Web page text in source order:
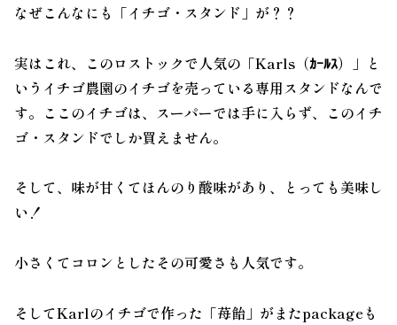
なぜこんなにも「イチゴ・スタンド」が？？
実はこれ、このロストックで人気の「Karls（ｶｰﾙｽ）」と
いうイチゴ農園のイチゴを売っている専用スタンドなんで
す。ここのイチゴは、スーパーでは手に入らず、このイチ
ゴ・スタンドでしか買えません。
そして、味が甘くてほんのり酸味があり、とっても美味し
い！
小さくてコロンとしたその可愛さも人気です。
そしてKarlのイチゴで作った「苺飴」がまたpackageも